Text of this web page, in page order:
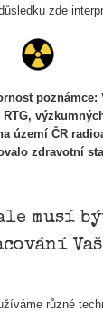
zde
poznámce:
území ČR
zdravotní
musí
různé